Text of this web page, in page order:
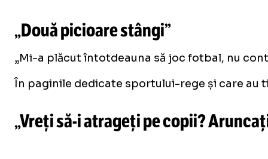
„Două picioare stângi”
„Mi-a plăcut întotdeauna să joc fotbal, nu
În paginile dedicate sportului-rege și care au
„Vrețisă-iatrageți pe copii?